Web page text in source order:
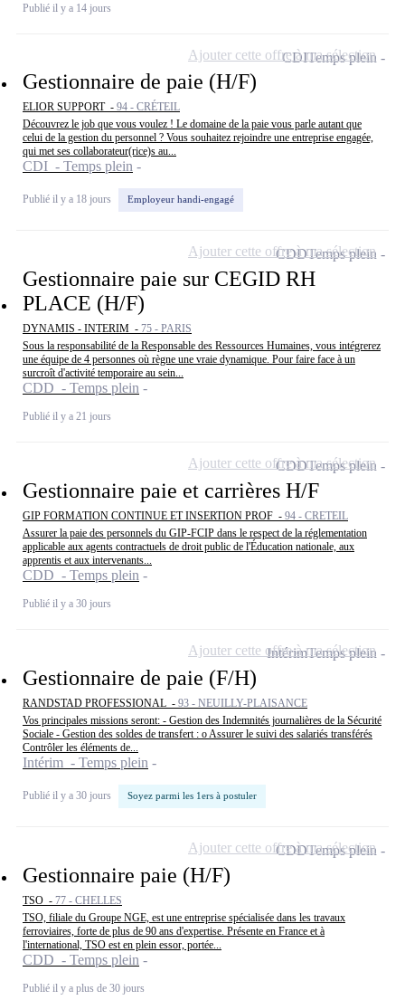
Publié il y a 14 jours
Gestionnaire de paie (H/F)
ELIOR SUPPORT - 94 - CRÉTEIL
Découvrez le job que vous voulez ! Le domaine de la paie vous parle autant que
celui de la gestion du personnel ? Vous souhaitez rejoindre une entreprise engagée,
qui met ses collaborateur(rice)s au...
CDI - Temps plein
Publié il y a 18 jours Employeur handi-engagé
CDITemps plein
Ajouter cette offre à ma sélection
Gestionnaire paie sur CEGID RH
PLACE (H/F)
DYNAMIS - INTERIM - 75 - PARIS
Sous la responsabilité de la Responsable des Ressources Humaines, vous intégrerez
une équipe de 4 personnes où règne une vraie dynamique. Pour faire face à un
surcroît d'activité temporaire au sein...
CDD - Temps plein
Publié il y a 21 jours
CDDTemps plein
Ajouter cette offre à ma sélection
Gestionnaire paie et carrières H/F
GIP FORMATION CONTINUE ET INSERTION PROF - 94 - CRETEIL
Assurer la paie des personnels du GIP-FCIP dans le respect de la réglementation
applicable aux agents contractuels de droit public de l'Éducation nationale, aux
apprentis et aux intervenants...
CDD - Temps plein
Publié il y a 30 jours
CDDTemps plein
Ajouter cette offre à ma sélection
Gestionnaire de paie (F/H)
RANDSTAD PROFESSIONAL - 93 - NEUILLY-PLAISANCE
Vos principales missions seront: - Gestion des Indemnités journalières de la Sécurité
Sociale - Gestion des soldes de transfert : o Assurer le suivi des salariés transférés
Contrôler les éléments de...
Intérim - Temps plein
Publié il y a 30 jours Soyez parmi les 1ers à postuler
IntérimTemps plein
Ajouter cette offre à ma sélection
Gestionnaire paie (H/F)
TSO - 77 - CHELLES
TSO, filiale du Groupe NGE, est une entreprise spécialisée dans les travaux
ferroviaires, forte de plus de 90 ans d'expertise. Présente en France et à
l'international, TSO est en plein essor, portée...
CDD - Temps plein
Publié il y a plus de 30 jours
CDDTemps plein
Ajouter cette offre à ma sélection